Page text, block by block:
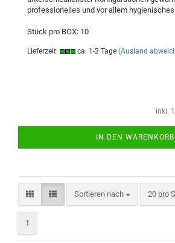
professionelles und vor allem
Stück pro BOX: 10
Lieferzeit: ca. 1-2 Tage (Ausland
inkl.
IN DEN WARENKORB
Sortieren nach
Sortieren nach 20 pro
pro
1